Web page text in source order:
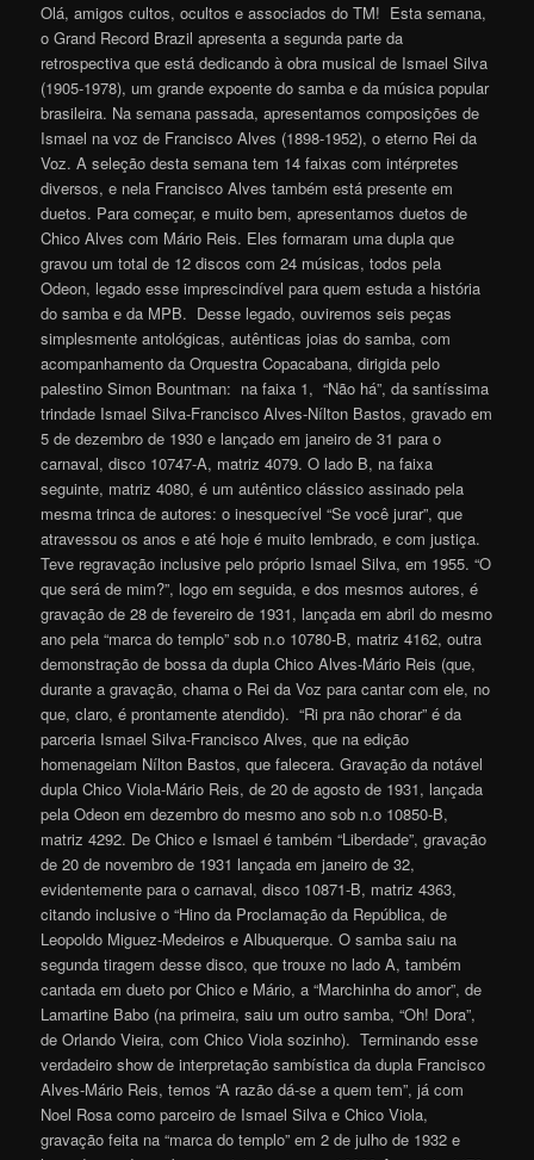
Olá, amigos cultos, ocultos e associados do TM! Esta semana,
o Grand Record Brazil apresenta a segunda parte da
retrospectiva que está dedicando à obra musical de Ismael Silva
(1905-1978), um grande expoente do samba e da música popular
brasileira. Na semana passada, apresentamos composições de
Ismael na voz de Francisco Alves (1898-1952), o eterno Rei da
Voz. A seleção desta semana tem 14 faixas com intérpretes
diversos, e nela Francisco Alves também está presente em
duetos. Para começar, e muito bem, apresentamos duetos de
Chico Alves com Mário Reis. Eles formaram uma dupla que
gravou um total de 12 discos com 24 músicas, todos pela
Odeon, legado esse imprescindível para quem estuda a história
do samba e da MPB. Desse legado, ouviremos seis peças
simplesmente antológicas, autênticas joias do samba, com
acompanhamento da Orquestra Copacabana, dirigida pelo
palestino Simon Bountman: na faixa 1, “Não há”, da santíssima
trindade Ismael Silva-Francisco Alves-Nílton Bastos, gravado em
5 de dezembro de 1930 e lançado em janeiro de 31 para o
carnaval, disco 10747-A, matriz 4079. O lado B, na faixa
seguinte, matriz 4080, é um autêntico clássico assinado pela
mesma trinca de autores: o inesquecível “Se você jurar”, que
atravessou os anos e até hoje é muito lembrado, e com justiça.
Teve regravação inclusive pelo próprio Ismael Silva, em 1955. “O
que será de mim?”, logo em seguida, e dos mesmos autores, é
gravação de 28 de fevereiro de 1931, lançada em abril do mesmo
ano pela “marca do templo” sob n.o 10780-B, matriz 4162, outra
demonstração de bossa da dupla Chico Alves-Mário Reis (que,
durante a gravação, chama o Rei da Voz para cantar com ele, no
que, claro, é prontamente atendido). “Ri pra não chorar” é da
parceria Ismael Silva-Francisco Alves, que na edição
homenageiam Nílton Bastos, que falecera. Gravação da notável
dupla Chico Viola-Mário Reis, de 20 de agosto de 1931, lançada
pela Odeon em dezembro do mesmo ano sob n.o 10850-B,
matriz 4292. De Chico e Ismael é também “Liberdade”, gravação
de 20 de novembro de 1931 lançada em janeiro de 32,
evidentemente para o carnaval, disco 10871-B, matriz 4363,
citando inclusive o “Hino da Proclamação da República, de
Leopoldo Miguez-Medeiros e Albuquerque. O samba saiu na
segunda tiragem desse disco, que trouxe no lado A, também
cantada em dueto por Chico e Mário, a “Marchinha do amor”, de
Lamartine Babo (na primeira, saiu um outro samba, “Oh! Dora”,
de Orlando Vieira, com Chico Viola sozinho). Terminando esse
verdadeiro show de interpretação sambística da dupla Francisco
Alves-Mário Reis, temos “A razão dá-se a quem tem”, já com
Noel Rosa como parceiro de Ismael Silva e Chico Viola,
gravação feita na “marca do templo” em 2 de julho de 1932 e